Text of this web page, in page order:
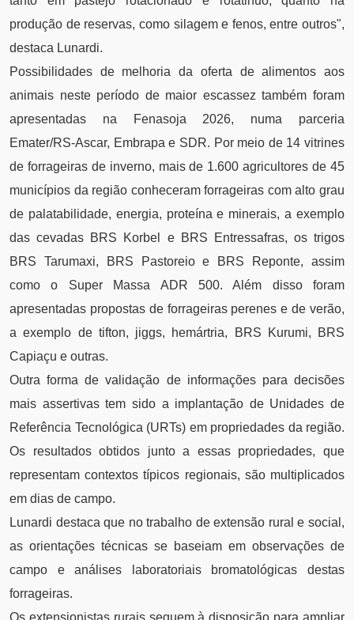
produção de reservas, como silagem e fenos, entre outros",
destaca Lunardi.
Possibilidades de melhoria da oferta de alimentos aos
animais neste período de maior escassez também foram
apresentadas na Fenasoja 2026, numa parceria
Emater/RS-Ascar, Embrapa e SDR. Por meio de 14 vitrines
de forrageiras de inverno, mais de 1.600 agricultores de 45
municípios da região conheceram forrageiras com alto grau
de palatabilidade, energia, proteína e minerais, a exemplo
das cevadas BRS Korbel e BRS Entressafras, os trigos
BRS Tarumaxi, BRS Pastoreio e BRS Reponte, assim
como o Super Massa ADR 500. Além disso foram
apresentadas propostas de forrageiras perenes e de verão,
a exemplo de tifton, jiggs, hemártria, BRS Kurumi, BRS
Capiaçu e outras.
Outra forma de validação de informações para decisões
mais assertivas tem sido a implantação de Unidades de
Referência Tecnológica (URTs) em propriedades da região.
Os resultados obtidos junto a essas propriedades, que
representam contextos típicos regionais, são multiplicados
em dias de campo.
Lunardi destaca que no trabalho de extensão rural e social,
as orientações técnicas se baseiam em observações de
campo e análises laboratoriais bromatológicas destas
forrageiras.